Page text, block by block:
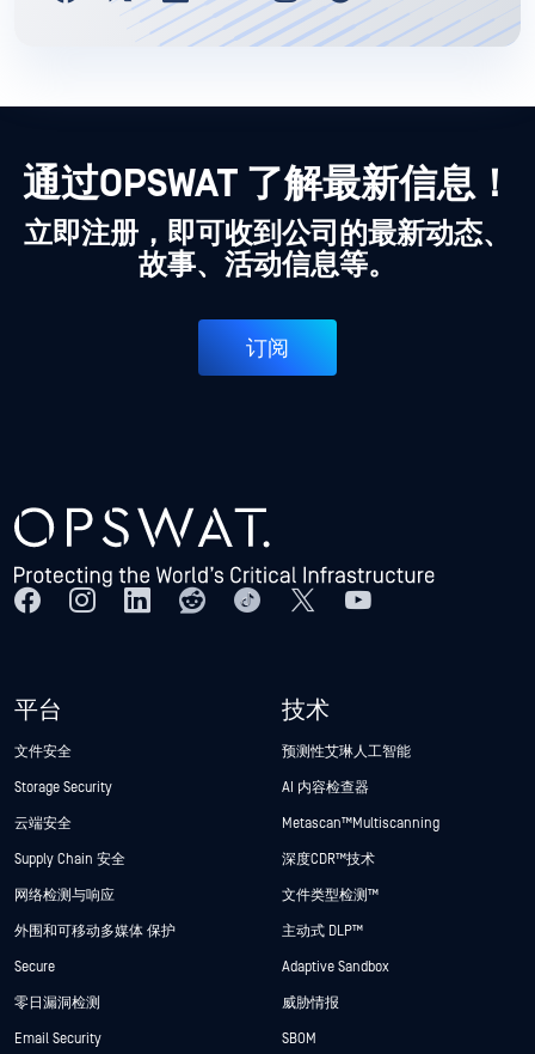
通过OPSWAT 了解最新信息！
立即注册，即可收到公司的最新动态、
故事、活动信息等。
订阅
平台
文件安全
Storage Security
云端安全
Supply Chain 安全
网络检测与响应
外围和可移动多媒体 保护
Secure
零日漏洞检测
Email Security
技术
预测性艾琳人工智能
AI 内容检查器
Metascan™ Multiscanning
深度CDR™技术
文件类型检测™
主动式 DLP™
Adaptive Sandbox
威胁情报
SBOM